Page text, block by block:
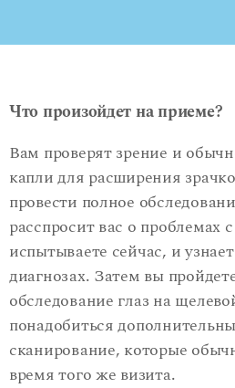
Что произойдет на приеме?
Вам проверят зрение и
капли для расширения
провести полное
расспросит вас о проблемах
испытываете сейчас, и
диагнозах. Затем вы
обследование глаз на
понадобиться
сканирование, которые
время того же визита.